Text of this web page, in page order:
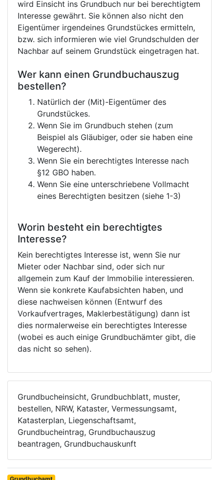
wird Einsicht ins Grundbuch nur bei berechtigtem
Interesse gewährt. Sie können also nicht den
Eigentümer irgendeines Grundstückes ermitteln,
bzw. sich informieren wie viel Grundschulden der
Nachbar auf seinem Grundstück eingetragen hat.
Wer kann einen Grundbuchauszug
bestellen?
Natürlich der (Mit)-Eigentümer des
Grundstückes.
Wenn Sie im Grundbuch stehen (zum
Beispiel als Gläubiger, oder sie haben eine
Wegerecht).
Wenn Sie ein berechtigtes Interesse nach
§12 GBO haben.
Wenn Sie eine unterschriebene Vollmacht
eines Berechtigten besitzen (siehe 1-3)
Worin besteht ein berechtigtes
Interesse?
Kein berechtigtes Interesse ist, wenn Sie nur
Mieter oder Nachbar sind, oder sich nur
allgemein zum Kauf der Immobilie interessieren.
Wenn sie konkrete Kaufabsichten haben, und
diese nachweisen können (Entwurf des
Vorkaufvertrages, Maklerbestätigung) dann ist
dies normalerweise ein berechtigtes Interesse
(wobei es auch einige Grundbuchämter gibt, die
das nicht so sehen).
Grundbucheinsicht, Grundbuchblatt, muster,
bestellen, NRW, Kataster, Vermessungsamt,
Katasterplan, Liegenschaftsamt,
Grundbucheintrag, Grundbuchauszug
beantragen, Grundbuchauskunft